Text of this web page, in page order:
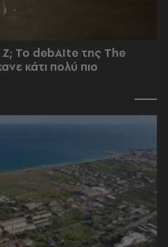
Z; Το debAIte της The
κάτι πολύ πιο